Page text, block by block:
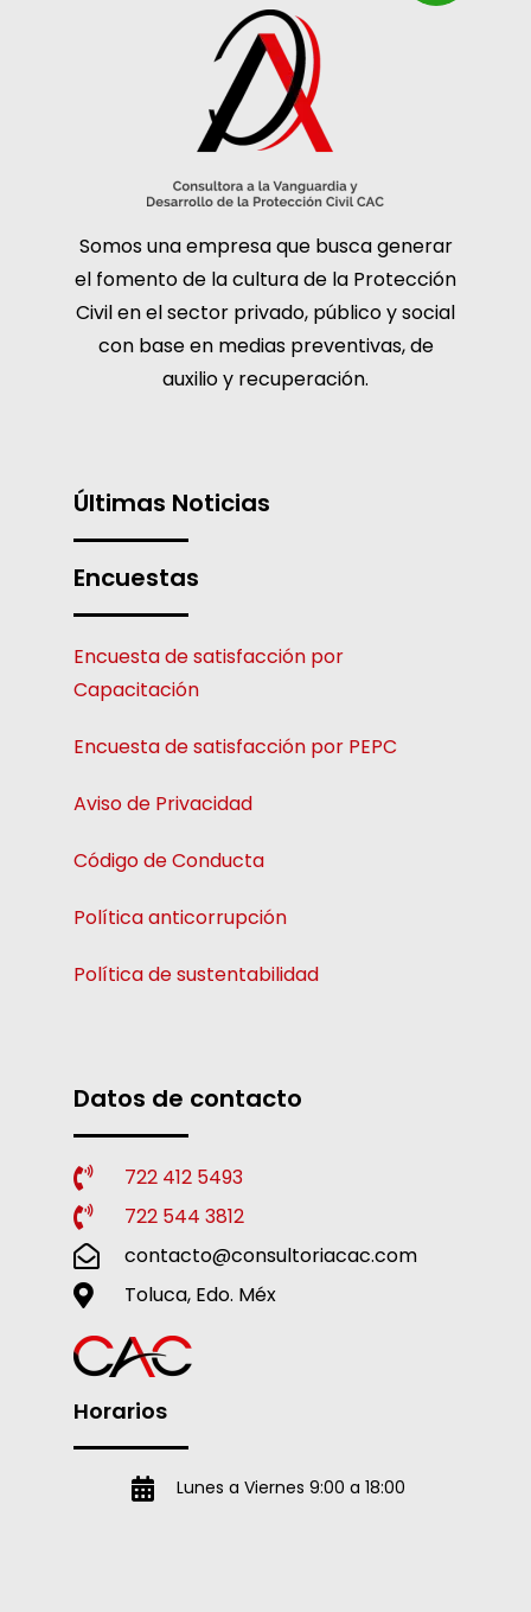
Somos una empresa que busca generar
el fomento de la cultura de la Protección
Civil en el sector privado, público y social
con base en medias preventivas, de
auxilio y recuperación.
Últimas Noticias
Encuestas
Encuesta de satisfacción por
Capacitación
Encuesta de satisfacción por PEPC
Aviso de Privacidad
Código de Conducta
Política anticorrupción
Política de sustentabilidad
Datos de contacto
722 412 5493
722 544 3812
contacto@consultoriacac.com
Toluca, Edo. Méx
Horarios
Lunes a Viernes 9:00 a 18:00